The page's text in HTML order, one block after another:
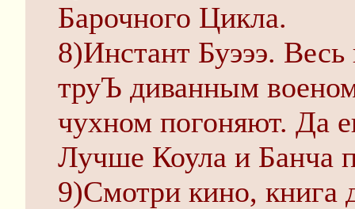
Барочного Цикла.
8)Инстант Буэээ. Весь
труЪ диванным
чухном погоняют. Да
Лучше Коула и Банча
9)Смотри кино, книга